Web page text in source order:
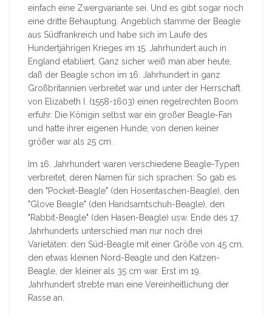
einfach eine Zwergvariante sei. Und es gibt sogar noch
eine dritte Behauptung. Angeblich stamme der Beagle
aus Südfrankreich und habe sich im Laufe des
Hundertjährigen Krieges im 15. Jahrhundert auch in
England etabliert. Ganz sicher weiß man aber heute,
daß der Beagle schon im 16. Jahrhundert in ganz
Großbritannien verbreitet war und unter der Herrschaft
von Elizabeth I. (1558-1603) einen regelrechten Boom
erfuhr. Die Königin selbst war ein großer Beagle-Fan
und hatte ihrer eigenen Hunde, von denen keiner
größer war als 25 cm.
Im 16. Jahrhundert waren verschiedene Beagle-Typen
verbreitet, deren Namen für sich sprachen: So gab es
den "Pocket-Beagle" (den Hosentaschen-Beagle), den
"Glove Beagle" (den Handsamtschuh-Beagle), den
"Rabbit-Beagle" (den Hasen-Beagle) usw. Ende des 17.
Jahrhunderts unterschied man nur noch drei
Varietäten: den Süd-Beagle mit einer Größe von 45 cm,
den etwas kleinen Nord-Beagle und den Katzen-
Beagle, der kleiner als 35 cm war. Erst im 19.
Jahrhundert strebte man eine Vereinheitlichung der
Rasse an.